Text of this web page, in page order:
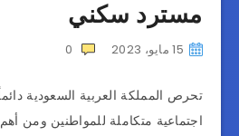
مسترد سكني
15 مايو، 2023 0
تحرص المملكة العربية السعودية
اجتماعية متكاملة للمواطنين ومن